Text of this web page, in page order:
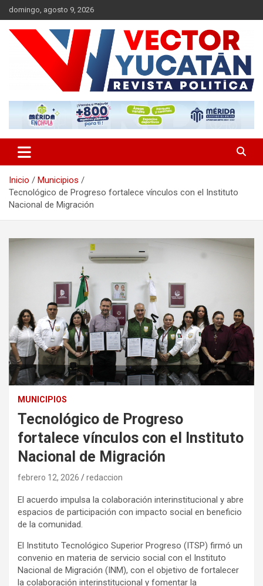
Saltar
al
contenido
domingo, agosto 9, 2026
Vector Yucatán
Inicio
Municipios
Tecnológico de Progreso fortalece vínculos con el Instituto
Nacional de Migración
MUNICIPIOS
Tecnológico de Progreso
fortalece vínculos con el Instituto
Nacional de Migración
febrero 12, 2026 redaccion
El acuerdo impulsa la colaboración interinstitucional y abre
espacios de participación con impacto social en beneficio
de la comunidad.
El Instituto Tecnológico Superior Progreso (ITSP) firmó un
convenio en materia de servicio social con el Instituto
Nacional de Migración (INM), con el objetivo de fortalecer
la colaboración interinstitucional y fomentar la